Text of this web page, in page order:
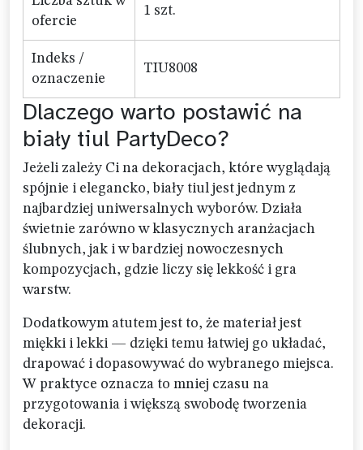
ofercie
1 szt.
Indeks /
oznaczenie
TIU8008
Dlaczego warto postawić na
biały tiul PartyDeco?
Jeżeli zależy Ci na dekoracjach, które wyglądają
spójnie i elegancko, biały tiul jest jednym z
najbardziej uniwersalnych wyborów. Działa
świetnie zarówno w klasycznych aranżacjach
ślubnych, jak i w bardziej nowoczesnych
kompozycjach, gdzie liczy się lekkość i gra
warstw.
Dodatkowym atutem jest to, że materiał jest
miękki i lekki — dzięki temu łatwiej go układać,
drapować i dopasowywać do wybranego miejsca.
W praktyce oznacza to mniej czasu na
przygotowania i większą swobodę tworzenia
dekoracji.